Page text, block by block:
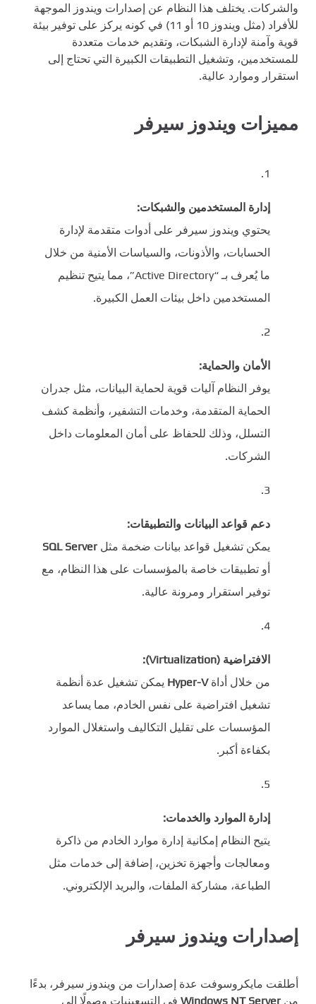
والشركات. يختلف هذا النظام عن إصدارات ويندوز الموجهة
للأفراد (مثل ويندوز 10 أو 11) في كونه يركز على توفير بيئة
قوية وآمنة لإدارة الشبكات، وتقديم خدمات متعددة
للمستخدمين، وتشغيل التطبيقات الكبيرة التي تحتاج إلى
استقرار وموارد عالية.
مميزات ويندوز سيرفر
إدارة المستخدمين والشبكات:
يحتوي ويندوز سيرفر على أدوات متقدمة لإدارة
الحسابات، والأذونات، والسياسات الأمنية من خلال
ما يُعرف بـ “Active Directory”، مما يتيح تنظيم
المستخدمين داخل بيئات العمل الكبيرة.
الأمان والحماية:
يوفر النظام آليات قوية لحماية البيانات، مثل جدران
الحماية المتقدمة، وخدمات التشفير، وأنظمة كشف
التسلل، وذلك للحفاظ على أمان المعلومات داخل
الشركات.
دعم قواعد البيانات والتطبيقات:
يمكن تشغيل قواعد بيانات ضخمة مثل SQL Server
أو تطبيقات خاصة بالمؤسسات على هذا النظام، مع
توفير استقرار ومرونة عالية.
الافتراضية (Virtualization):
من خلال أداةHyper-V يمكن تشغيل عدة أنظمة
تشغيل افتراضية على نفس الخادم، مما يساعد
المؤسسات على تقليل التكاليف واستغلال الموارد
بكفاءة أكبر.
إدارة الموارد والخدمات:
يتيح النظام إمكانية إدارة موارد الخادم من ذاكرة
ومعالجات وأجهزة تخزين، إضافة إلى خدمات مثل
الطباعة، مشاركة الملفات، والبريد الإلكتروني.
إصدارات ويندوز سيرفر
أطلقت مايكروسوفت عدة إصدارات من ويندوز سيرفر، بدءًا
من Windows NT Server في التسعينيات وصولًا إلى